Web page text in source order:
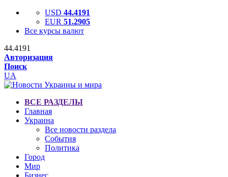
USD 44.4191
EUR 51.2905
Все курсы валют
44.4191
Авторизация
Поиск
UA
ВСЕ РАЗДЕЛЫ
Главная
Украина
Все новости раздела
События
Политика
Город
Мир
Бизнес